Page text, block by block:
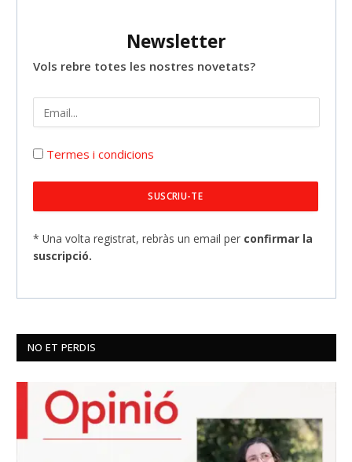
Newsletter
Vols rebre totes les nostres novetats?
Termes i condicions
* Una volta registrat, rebràs un email per confirmar la
suscripció.
NO ET PERDIS